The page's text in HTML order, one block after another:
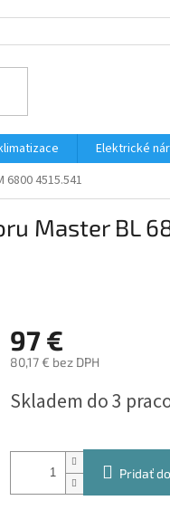
Elektrické
4515.541
Master BL
97 €
80,17 € bez DPH
cena:
Skladem do 3
Pridať